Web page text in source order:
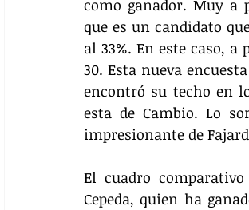
como ganador. Muy a
que es un candidato
al 33%. En este caso, a
30. Esta nueva
encontró su techo en
esta de Cambio. Lo
impresionante de
El cuadro
Cepeda, quien ha